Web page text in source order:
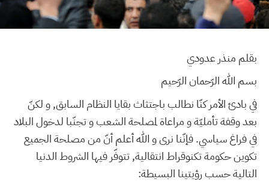
بقلم منذر عدودي
بسم الله الرّحمان الرّحيم
في بادئ الأمر كنّا نطالب باجتثاث بقايا النظام السابق, و لكنّ
بعد وقفة تأمليّة و مراعاة لمصلحة الشعب و تجنّبا لدخول البلاد
في فراغ سياسي. فإنّنا نرى و الله أعلم أنّ من مصلحة الجميع
تكوين حكومة تكنوقراط انتقالية, تتوفّر فيها الشروط الدنيا
التالية حسب رؤيتينا البسيطة: